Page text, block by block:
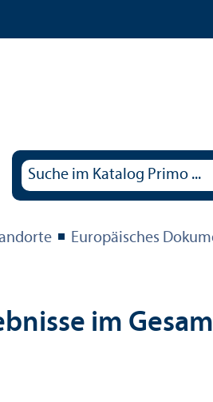
Europäisches
im